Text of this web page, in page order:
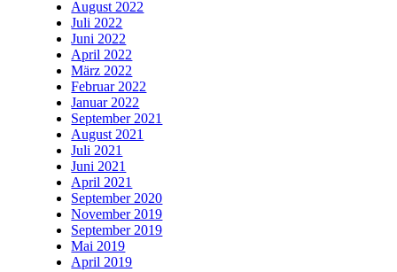
August 2022
Juli 2022
Juni 2022
April 2022
März 2022
Februar 2022
Januar 2022
September 2021
August 2021
Juli 2021
Juni 2021
April 2021
September 2020
November 2019
September 2019
Mai 2019
April 2019